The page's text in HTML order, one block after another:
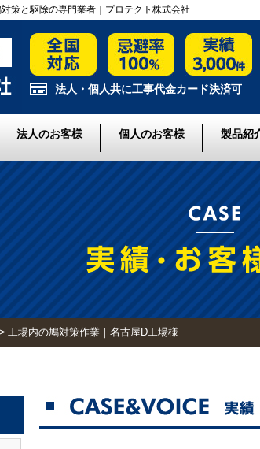
策と駆除の専門業者｜プロテクト株式会社
法人・個人共に工事代金カード決済可
法人のお客様 個人のお客様 製品紹
工場内の鳩対策作業｜名古屋D工場様